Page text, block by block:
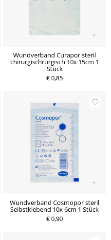
Wundverband Curapor steril
chirurgischrurgisch 10x 15cm 1
Stück
€ 0,85
Wundverband Cosmopor steril
Selbstklebend 10x 6cm 1 Stück
€ 0,90